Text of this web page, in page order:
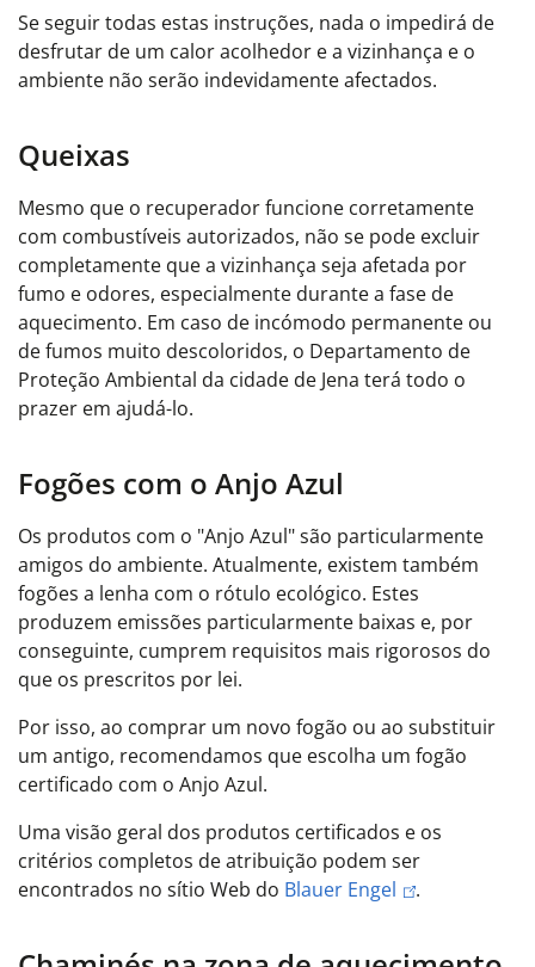
Se seguir todas estas instruções, nada o impedirá de
desfrutar de um calor acolhedor e a vizinhança e o
ambiente não serão indevidamente afectados.
Queixas
Mesmo que o recuperador funcione corretamente
com combustíveis autorizados, não se pode excluir
completamente que a vizinhança seja afetada por
fumo e odores, especialmente durante a fase de
aquecimento. Em caso de incómodo permanente ou
de fumos muito descoloridos, o Departamento de
Proteção Ambiental da cidade de Jena terá todo o
prazer em ajudá-lo.
Fogões com o Anjo Azul
Os produtos com o "Anjo Azul" são particularmente
amigos do ambiente. Atualmente, existem também
fogões a lenha com o rótulo ecológico. Estes
produzem emissões particularmente baixas e, por
conseguinte, cumprem requisitos mais rigorosos do
que os prescritos por lei.
Por isso, ao comprar um novo fogão ou ao substituir
um antigo, recomendamos que escolha um fogão
certificado com o Anjo Azul.
Uma visão geral dos produtos certificados e os
critérios completos de atribuição podem ser
encontrados no sítio Web do Blauer Engel .